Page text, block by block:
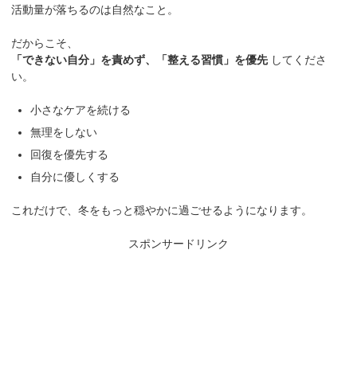
活動量が落ちるのは自然なこと。
だからこそ、
「できない自分」を責めず、「整える習慣」を優先してくださ
い。
小さなケアを続ける
無理をしない
回復を優先する
自分に優しくする
これだけで、冬をもっと穏やかに過ごせるようになります。
スポンサードリンク